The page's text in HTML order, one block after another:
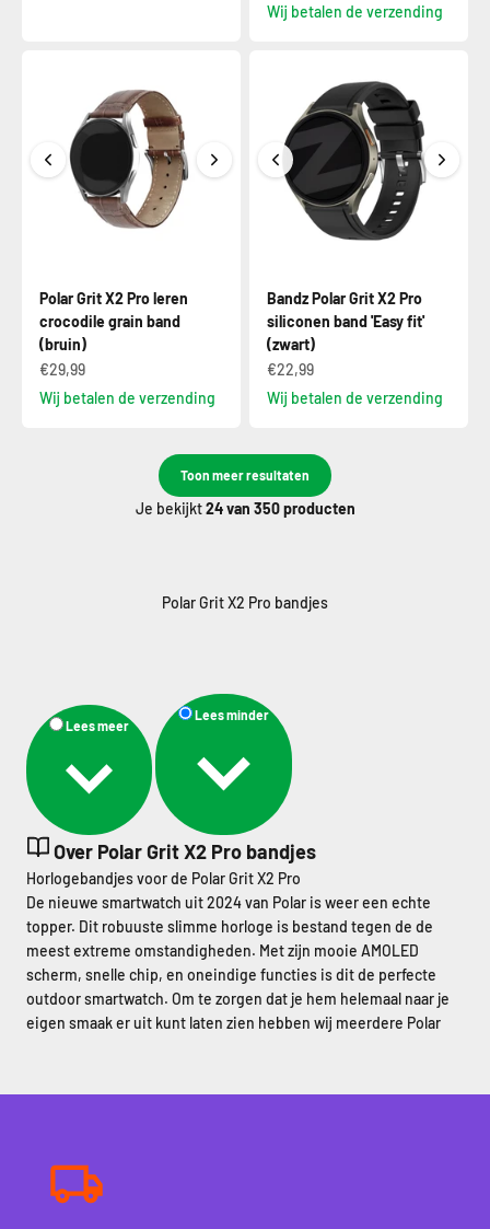
Wij betalen de verzending
Polar Grit X2 Pro leren
crocodile grain band
(bruin)
€29,99
Wij betalen de verzending
Bandz Polar Grit X2 Pro
siliconen band 'Easy fit'
(zwart)
€22,99
Wij betalen de verzending
Toon meer resultaten
Je bekijkt24van 350 producten
Lees meer
Lees minder
Over Polar Grit X2 Pro bandjes
Horlogebandjes voor de Polar Grit X2 Pro
De nieuwe smartwatch uit 2024 van Polar is weer een echte
topper. Dit robuuste slimme horloge is bestand tegen de de
meest extreme omstandigheden. Met zijn mooie AMOLED
scherm, snelle chip, en oneindige functies is dit de perfecte
outdoor smartwatch. Om te zorgen dat je hem helemaal naar je
eigen smaak er uit kunt laten zien hebben wij meerdere Polar
van de pinnetjes. Kijk snel verder welke er bij jou past!
belangrijk een bandje te hebben die hiervoor geschikt is. In ons
assortiment vind je verschillende goede kanshebbers. Je kunt